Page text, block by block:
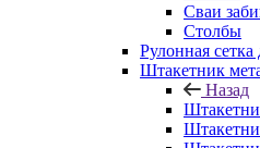
Сваи
Столбы
Рулонная
Штакетник
Назад